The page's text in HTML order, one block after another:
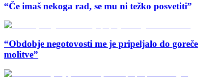
“Če imaš nekoga rad, se mu ni težko posvetiti”
“Obdobje negotovosti me je pripeljalo do goreče
molitve”